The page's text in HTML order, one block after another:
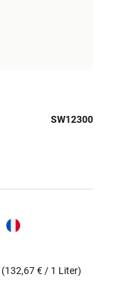
SW12300
(132,67 € / 1 Liter)